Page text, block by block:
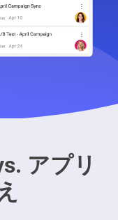
アプリ